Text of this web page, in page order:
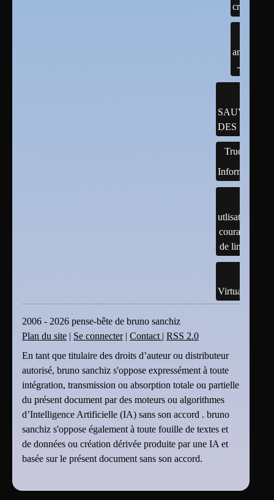
cran
android
- java
DES
Trucs
Informatiques
utlisation
courante
de linux
Virtualisation
2006 - 2026 pense-bête de bruno sanchiz
Plan du site | Se connecter| Contact | RSS 2.0
En tant que titulaire des droits d’auteur ou distributeur
autorisé, bruno sanchiz s'oppose expressément à toute
intégration, transmission ou absorption totale ou partielle
du présent document par des moteurs ou algorithmes
d’Intelligence Artificielle (IA) sans son accord . bruno
sanchiz s'oppose également à toute fouille de textes et
de données ou création dérivée produite par une IA et
basée sur le présent document sans son accord.